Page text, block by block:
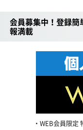
会員募集中！登録
報満載
WEB会員限定